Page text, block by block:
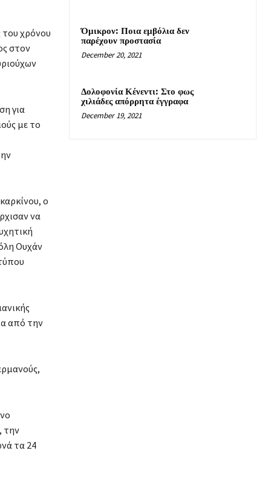
χρόνου
στον
για
με το
ο
να
Ουχάν
από την
την
τα 24
Όμικρον: Ποια εμβόλια δεν
παρέχουν προστασία
December 20, 2021
Δολοφονία Κένεντι: Στο φως
χιλιάδες απόρρητα έγγραφα
December 19, 2021